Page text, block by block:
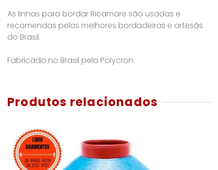
As linhas para bordar Ricamare são usadas e
recomendas pelas melhores bordadeiras e artesãs
do Brasil.
Fabricado no Brasil pela Polycron.
Produtos relacionados